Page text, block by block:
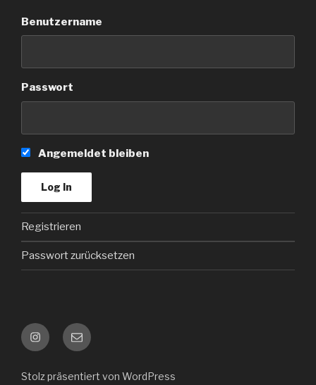
Benutzername
Passwort
Angemeldet bleiben
Registrieren
Passwort zurücksetzen
InstagramKontakt
e-
Stolz präsentiert von WordPress